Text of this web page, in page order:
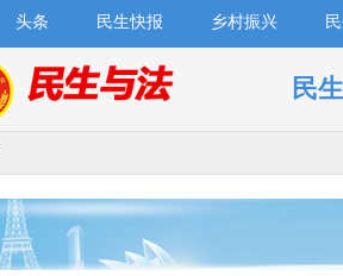
头条 民生快报 乡村振兴
民